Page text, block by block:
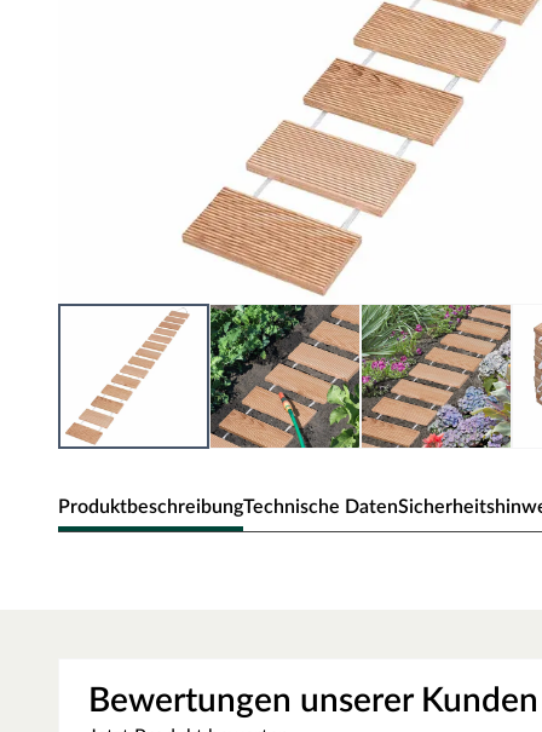
ProduktbeschreibungTechnische Daten
besteht aus je 14 Dielen (2 x 12 x 26 cm), die stabil auf
Die grob geriffelte Oberseite sorgt für Trittsicherheit,
Bewertungen unserer Kunden